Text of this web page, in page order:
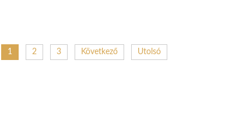
1 2 3 Következő Utolsó